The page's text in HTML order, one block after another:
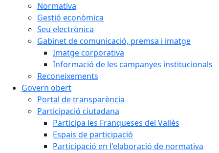
Normativa
Gestió econòmica
Seu electrònica
Gabinet de comunicació, premsa i imatge
Imatge corporativa
Informació de les campanyes institucionals
Reconeixements
Govern obert
Portal de transparència
Participació ciutadana
Participa les Franqueses del Vallès
Espais de participació
Participació en l'elaboració de normativa